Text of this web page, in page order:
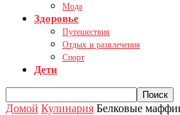
Мода
Здоровье
Путешествия
Отдых и развлечения
Спорт
Дети
Домой Кулинария Белковые